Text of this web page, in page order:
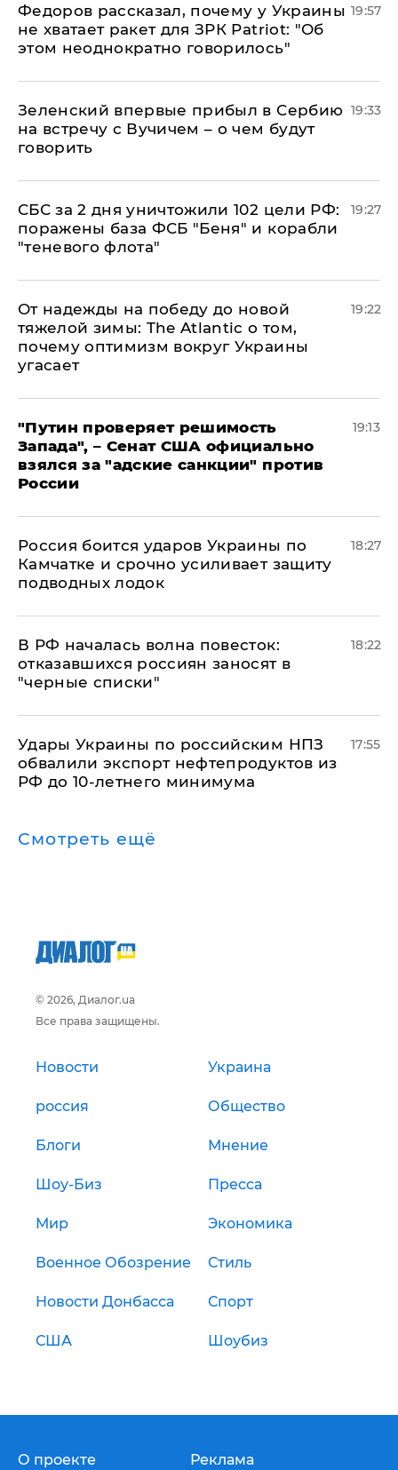
Федоров рассказал, почему у Украины
не хватает ракет для ЗРК Patriot: "Об
этом неоднократно говорилось"
19:57
Зеленский впервые прибыл в Сербию
на встречу с Вучичем – о чем будут
говорить
19:33
СБС за 2 дня уничтожили 102 цели РФ:
поражены база ФСБ "Беня" и корабли
"теневого флота"
19:27
От надежды на победу до новой
тяжелой зимы: The Atlantic о том,
почему оптимизм вокруг Украины
угасает
19:22
"Путин проверяет решимость
Запада", – Сенат США официально
взялся за "адские санкции" против
России
19:13
Россия боится ударов Украины по
Камчатке и срочно усиливает защиту
подводных лодок
18:27
​В РФ началась волна повесток:
отказавшихся россиян заносят в
"черные списки"
18:22
Удары Украины по российским НПЗ
обвалили экспорт нефтепродуктов из
РФ до 10-летнего минимума
17:55
Смотреть ещё
© 2026, Диалог.ua
Все права защищены.
Новости Украина
россия Общество
Блоги Мнение
Шоу-Биз Пресса
Мир Экономика
Военное Обозрение Стиль
Новости Донбасса Спорт
США Шоубиз
О проекте Реклама